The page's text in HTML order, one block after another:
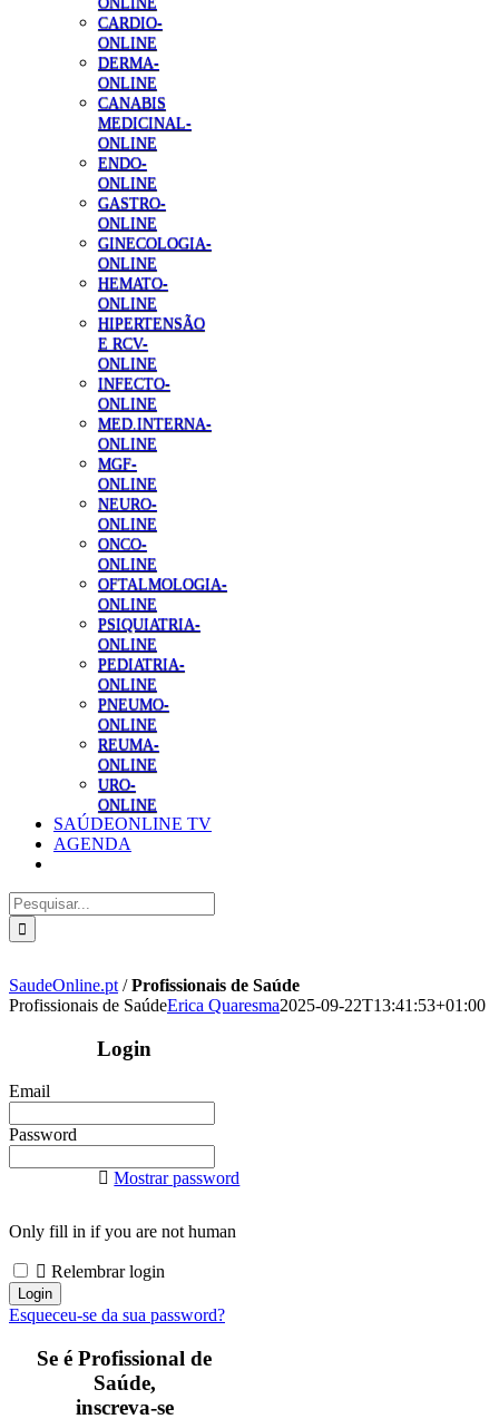
CARDIO-
ONLINE
DERMA-
ONLINE
CANABIS
MEDICINAL-
ONLINE
ENDO-
ONLINE
GASTRO-
ONLINE
GINECOLOGIA-
ONLINE
HEMATO-
ONLINE
HIPERTENSÃO
E RCV-
ONLINE
INFECTO-
ONLINE
MED.INTERNA-
ONLINE
MGF-
ONLINE
NEURO-
ONLINE
ONCO-
ONLINE
OFTALMOLOGIA-
ONLINE
PSIQUIATRIA-
ONLINE
PEDIATRIA-
ONLINE
PNEUMO-
ONLINE
REUMA-
ONLINE
URO-
ONLINE
SAÚDEONLINE TV
AGENDA
Pesquisar
SaudeOnline.pt /Profissionais de Saúde
Profissionais de SaúdeErica Quaresma2025-09-22T13:41:53+01:00
Login
Email
Password
Mostrar password
Only fill in if you are not human
Relembrar login
Esqueceu-se da sua password?
Se é Profissional de
Saúde,
inscreva-se